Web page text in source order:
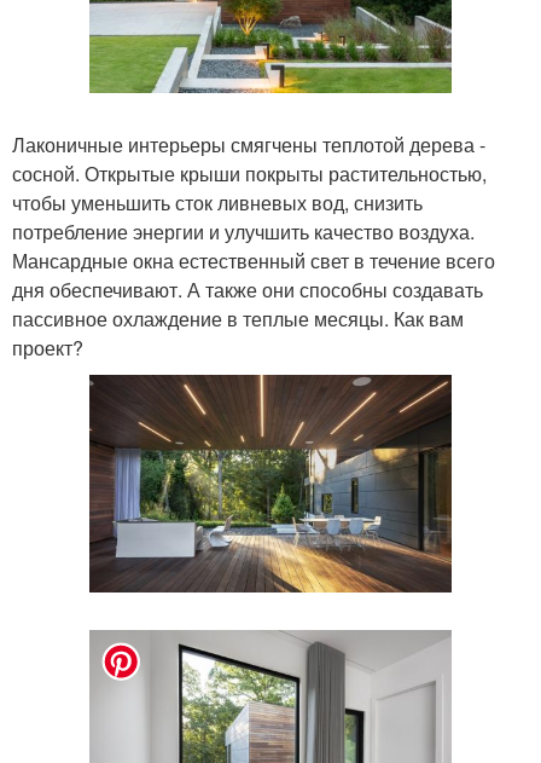
Лаконичные интерьеры смягчены теплотой дерева -
сосной. Открытые крыши покрыты растительностью,
чтобы уменьшить сток ливневых вод, снизить
потребление энергии и улучшить качество воздуха.
Мансардные окна естественный свет в течение всего
дня обеспечивают. А также они способны создавать
пассивное охлаждение в теплые месяцы. Как вам
проект?